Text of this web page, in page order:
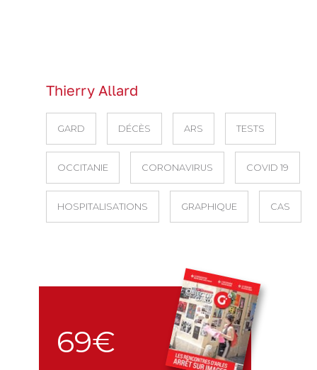
Thierry Allard
GARD DÉCÈS ARS TESTS
OCCITANIE CORONAVIRUS COVID 19
HOSPITALISATIONS GRAPHIQUE CAS
69€